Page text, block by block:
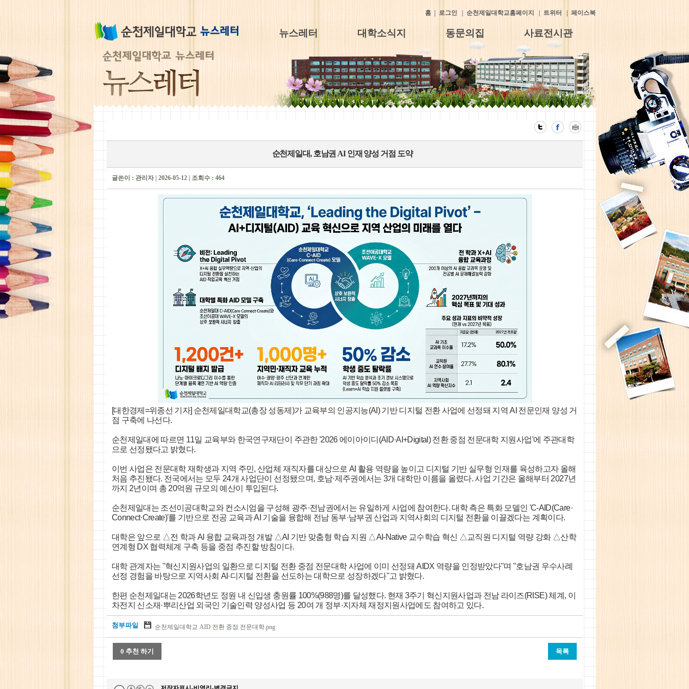
홈 로그인 순천제일대학교홈페이지 트위터 페이스북
뉴스레터 대학소식지 동문의집 사료전시관
순천제일대, 호남권 AI 인재 양성 거점 도약
글쓴이 : 관리자 | 2026-05-12 | 조회수 : 464
[대한경제=위종선 기자] 순천제일대학교(총장 성동제)가 교육부의 인공지능(AI) 기반 디지털 전환 사업에 선정돼 지역 AI 전문인재 양성 거
점 구축에 나선다.
순천제일대에 따르면 11일 교육부와 한국연구재단이 주관한 '2026 에이아이디(AID·AI+Digital) 전환 중점 전문대학 지원사업'에 주관대학
으로 선정됐다고 밝혔다.
이번 사업은 전문대학 재학생과 지역 주민, 산업체 재직자를 대상으로 AI 활용 역량을 높이고 디지털 기반 실무형 인재를 육성하고자 올해
처음 추진됐다. 전국에서는 모두 24개 사업단이 선정됐으며, 호남·제주권에서는 3개 대학만 이름을 올렸다. 사업 기간은 올해부터 2027년
까지 2년이며 총 20억원 규모의 예산이 투입된다.
순천제일대는 조선이공대학교와 컨소시엄을 구성해 광주·전남권에서는 유일하게 사업에 참여한다. 대학 측은 특화 모델인 'C-AID(Care·
Connect·Create)'를 기반으로 전공 교육과 AI 기술을 융합해 전남 동부·남부권 산업과 지역사회의 디지털 전환을 이끌겠다는 계획이다.
대학은 앞으로 △전 학과 AI 융합 교육과정 개발 △AI 기반 맞춤형 학습 지원 △AI-Native 교수학습 혁신 △교직원 디지털 역량 강화 △산학
연계형 DX 협력체계 구축 등을 중점 추진할 방침이다.
대학 관계자는 "혁신지원사업의 일환으로 디지털 전환 중점 전문대학 사업에 이미 선정돼 AIDX 역량을 인정받았다"며 "호남권 우수사례
선정 경험을 바탕으로 지역사회 AI·디지털 전환을 선도하는 대학으로 성장하겠다"고 밝혔다.
한편 순천제일대는 2026학년도 정원 내 신입생 충원률 100%(988명)를 달성했다. 현재 3주기 혁신지원사업과 전남 라이즈(RISE) 체계, 이
차전지 신소재·뿌리산업 외국인 기술인력 양성사업 등 20여 개 정부·지자체 재정지원사업에도 참여하고 있다.
첨부파일 순천제일대학교 AID 전환 중점 전문대학.png
0 추천 하기 목록